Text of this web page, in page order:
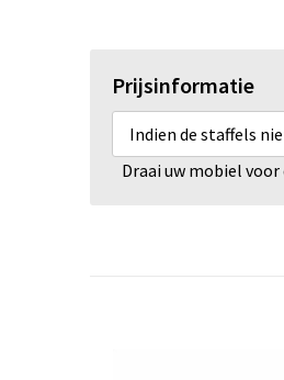
Prijsinformatie
Indien de staffels
Draai uw mobiel